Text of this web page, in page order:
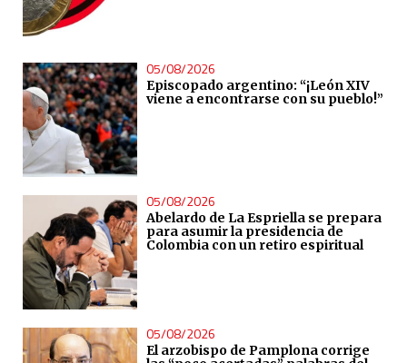
05/08/2026
Episcopado argentino: “¡León XIV
viene a encontrarse con su pueblo!”
05/08/2026
Abelardo de La Espriella se prepara
para asumir la presidencia de
Colombia con un retiro espiritual
05/08/2026
El arzobispo de Pamplona corrige